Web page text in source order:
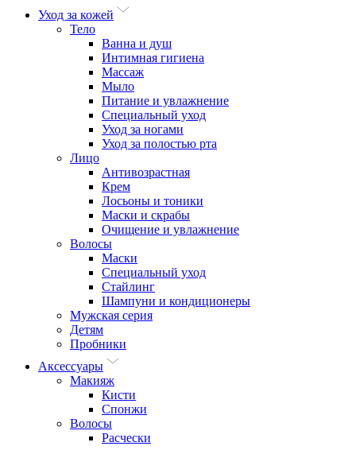
Уход за кожей
Тело
Ванна и душ
Интимная гигиена
Массаж
Мыло
Питание и увлажнение
Специальный уход
Уход за ногами
Уход за полостью рта
Лицо
Антивозрастная
Крем
Лосьоны и тоники
Маски и скрабы
Очищение и увлажнение
Волосы
Маски
Специальный уход
Стайлинг
Шампуни и кондиционеры
Мужская серия
Детям
Пробники
Аксессуары
Макияж
Кисти
Спонжи
Волосы
Расчески